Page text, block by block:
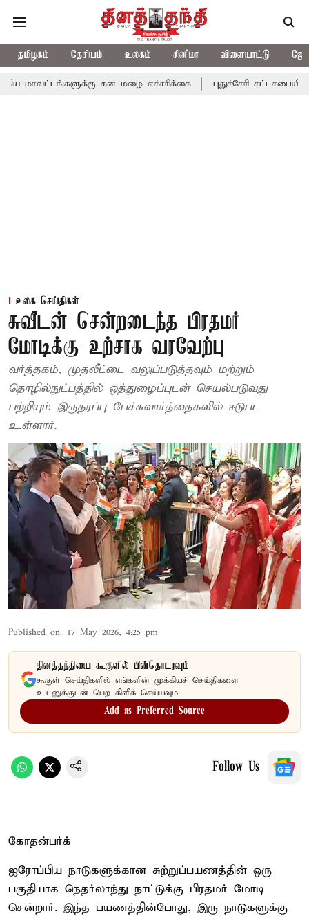
தமிழகம் தேசியம் உலகம் சினிமா விளையாட்டு
கன மழை எச்சரிக்கை புதுச்சேரி சட்டசபையில் வரும்
உலக செய்திகள்
சுவீடன் சென்றடைந்த பிரதமர்
மோடிக்கு உற்சாக வரவேற்பு
வர்த்தகம், முதலீட்டை வலுப்படுத்தவும் மற்றும்
தொழில்நுட்பத்தில் ஒத்துழைப்புடன் செயல்படுவது
பற்றியும் இருதரப்பு பேச்சுவார்த்தைகளில் ஈடுபட
உள்ளார்.
Published on: 17 May 2026, 4:25 pm
தினத்தந்தியை கூகுளில் பின்தொடரவும்
கூகுள் செய்திகளில் எங்களின் முக்கியச் செய்திகளை
உடனுக்குடன் பெற கிளிக் செய்யவும்.
Add as Preferred Source
Follow Us
கோதன்பர்க்
ஐரோப்பிய நாடுகளுக்கான சுற்றுப்பயணத்தின் ஒரு
பகுதியாக நெதர்லாந்து நாட்டுக்கு பிரதமர் மோடி
சென்றார். இந்த பயணத்தின்போது, இரு நாடுகளுக்கு